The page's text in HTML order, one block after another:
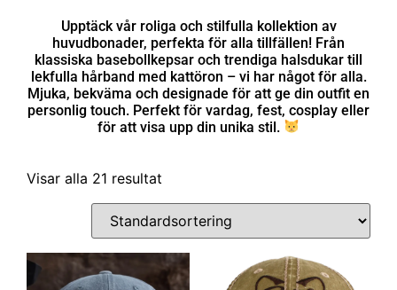
Upptäck vår roliga och stilfulla kollektion av
huvudbonader, perfekta för alla tillfällen! Från
klassiska basebollkepsar och trendiga halsdukar till
lekfulla hårband med kattöron – vi har något för alla.
Mjuka, bekväma och designade för att ge din outfit en
personlig touch. Perfekt för vardag, fest, cosplay eller
för att visa upp din unika stil.
Visar alla 21 resultat